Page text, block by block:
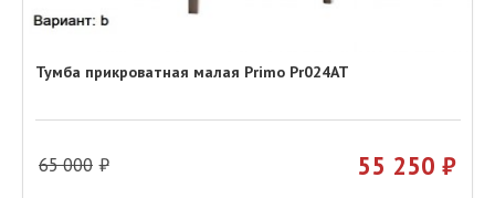
Тумба прикроватная малая Primo Pr024AT
65 000 55 250